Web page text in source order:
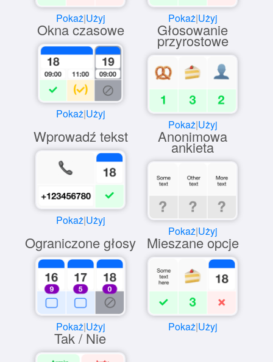
Pokaż|Użyj Pokaż|Użyj
Okna czasowe
Pokaż|Użyj
Głosowanie
przyrostowe
Pokaż|Użyj
Wprowadź tekst
Pokaż|Użyj
Anonimowa
ankieta
Pokaż|Użyj
Ograniczone głosy
Pokaż|Użyj
Mieszane opcje
Pokaż|Użyj
Tak / Nie